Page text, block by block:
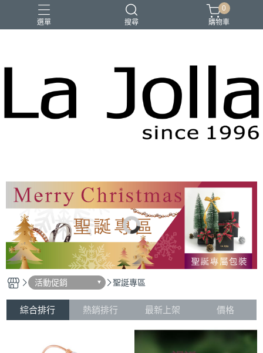
選單 搜尋
咖啡 母親節禮物
0
購物車
活動促銷 聖誕專區
綜合排行 熱銷排行 最新上架 價格